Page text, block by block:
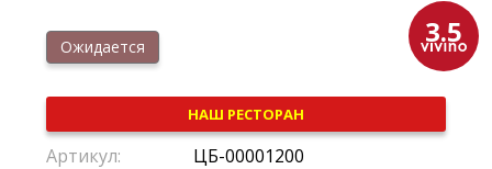
3.5
Ожидается
НАШ РЕСТОРАН
Артикул:
ЦБ-00001200